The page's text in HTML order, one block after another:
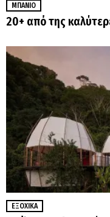
ΜΠΆΝΙΟ
20+ από της
ΕΞΟΧΙΚΆ